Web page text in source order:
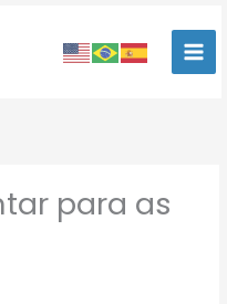
para as